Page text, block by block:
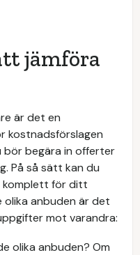
jämföra
är det en
kostnadsförslagen
bör begära in offerter
På så sätt kan du
komplett för ditt
olika anbuden är det
mot varandra:
olika anbuden? Om